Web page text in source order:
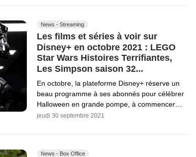
News - Streaming
Les films et séries à voir sur
Disney+ en octobre 2021 : LEGO
Star Wars Histoires Terrifiantes,
Les Simpson saison 32...
En octobre, la plateforme Disney+ réserve un
beau programme à ses abonnés pour célébrer
Halloween en grande pompe, à commencer…
jeudi 30 septembre 2021
News - Box Office